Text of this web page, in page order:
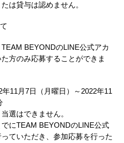
は貸与は認めません。
BEYONDのLINE公式アカ
方のみ応募することができま
11月7日（月曜日）～2022年11
選はできません。
にTEAM BEYONDのLINE公式
ていただき、参加応募を行った